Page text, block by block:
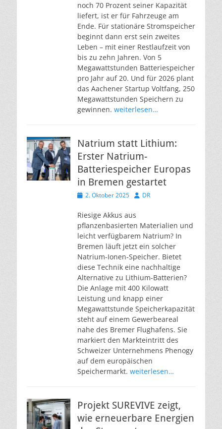
noch 70 Prozent seiner Kapazität
liefert, ist er für Fahrzeuge am
Ende. Für stationäre Stromspeicher
beginnt dann erst sein zweites
Leben – mit einer Restlaufzeit von
bis zu zehn Jahren. Von 5
Megawattstunden Batteriespeicher
pro Jahr auf 20. Und für 2026 plant
das Aachener Startup Voltfang, 250
Megawattstunden Speichern zu
gewinnen. weiterlesen…
Natrium statt Lithium:
Erster Natrium-
Batteriespeicher Europas
in Bremen gestartet
Veröffentlicht
2. Oktober 2025 Autor
DR
Riesige Akkus aus
pflanzenbasierten Materialien und
leicht verfügbarem Natrium? In
Bremen läuft jetzt ein solcher
Natrium-Ionen-Speicher. Bietet
diese Technik eine nachhaltige
Alternative zu Lithium-Batterien?
Die Anlage mit 400 Kilowatt
Leistung und knapp einer
Megawattstunde Speicherkapazität
steht auf einem Gewerbeareal
nahe des Bremer Flughafens. Sie
markiert den Markteintritt des
Schweizer Unternehmens Phenogy
auf dem europäischen
Speichermarkt. weiterlesen…
Projekt SUREVIVE zeigt,
wie erneuerbare Energien